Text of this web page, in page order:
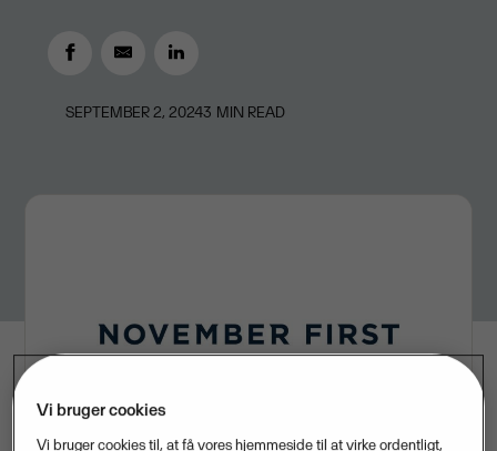
SEPTEMBER 2, 20243 MIN READ
Vi bruger cookies
Vi bruger cookies til, at få vores hjemmeside til at virke ordentligt,